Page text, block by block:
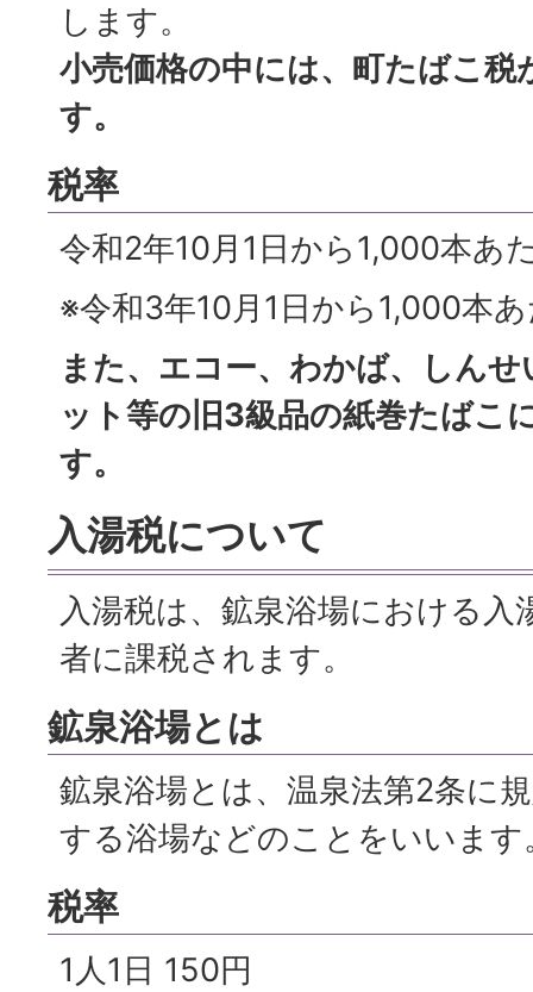
します。
小売価格の中には、町たばこ税
す。
税率
令和2年10月1日から1,000本あ
※令和3年10月1日から1,000本
また、エコー、わかば、しん
ット等の旧3級品の紙巻たばこ
す。
入湯税について
入湯税は、鉱泉浴場における入
者に課税されます。
鉱泉浴場とは
鉱泉浴場とは、温泉法第2条に
する浴場などのことをいいます
税率
1人1日 150円